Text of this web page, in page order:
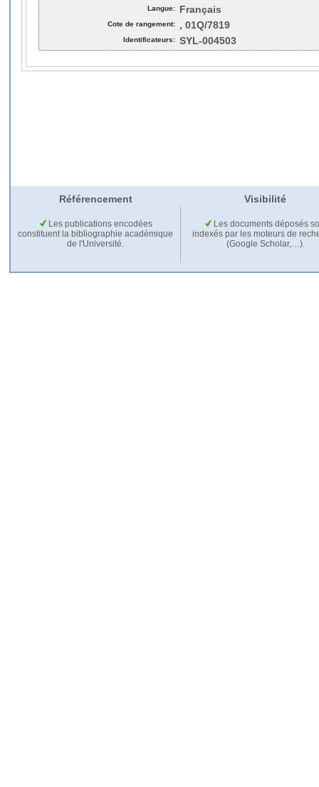
Langue: Français
Cote de rangement: , 01Q/7819
Identificateurs: SYL-004503
Référencement Visibilité
Les publications encodées
constituent la bibliographie académique
de l'Université.
Les documents déposés
indexés par les moteurs de
(Google Scholar,…).